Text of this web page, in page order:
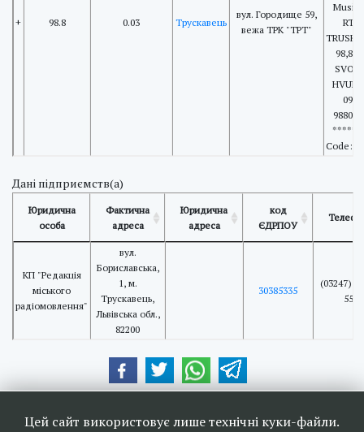
+ 98.8 0.03 Трускавець
вул. Городище 59,
вежа ТРК "ТРТ"
Music
RT:
098
*****
Code:
Дані підприємств(а)
Юридична
особа
Фактична
адреса
Юридична
адреса
код
ЄДРПОУ
КП "Редакція
міського
радіомовлення"
вул.
Бориславська,
1, м.
Трускавець,
Львівська обл.,
82200
30385335
(03247)
55
Цей сайт використовує лише технічні куки-файли.